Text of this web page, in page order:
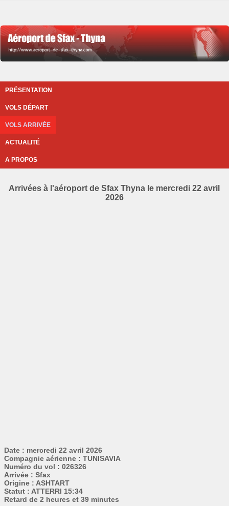
PRÉSENTATION
VOLS DÉPART
VOLS ARRIVÉE
ACTUALITÉ
A PROPOS
Arrivées à l'aéroport de Sfax Thyna le mercredi 22 avril
2026
Date : mercredi 22 avril 2026
Compagnie aérienne : TUNISAVIA
Numéro du vol : 026326
Arrivée : Sfax
Origine : ASHTART
Statut : ATTERRI 15:34
Retard de 2 heures et 39 minutes